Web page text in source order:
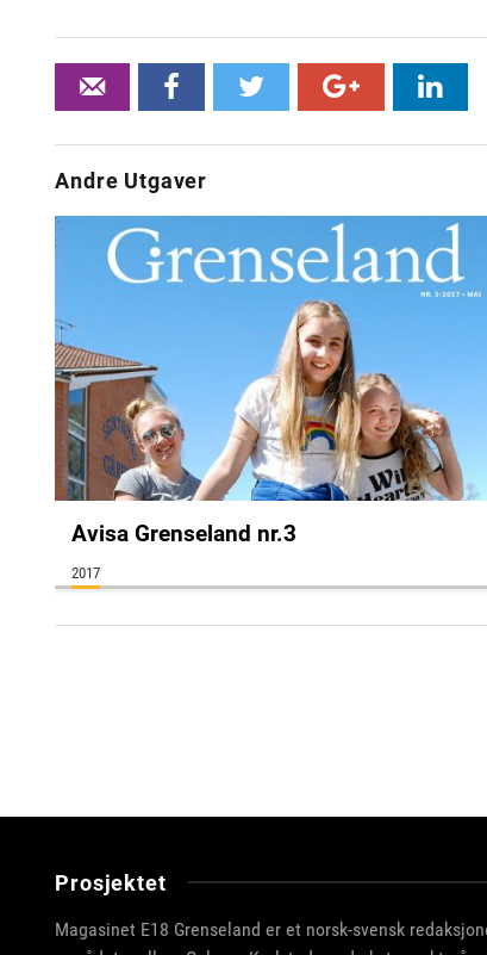
Tips
venn
Facebooktwitter Google+
Andre Utgaver
Avisa Grenseland nr.3
2017
Prosjektet
Magasinet E18 Grenseland er et norsk-svensk